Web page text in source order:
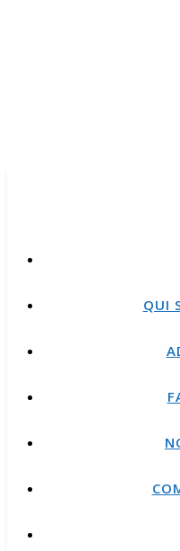
QUI